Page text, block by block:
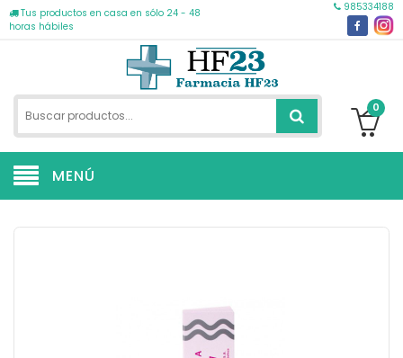
Tus productos en casa en sólo 24 - 48
horas hábiles
985334188
0
MENÚ